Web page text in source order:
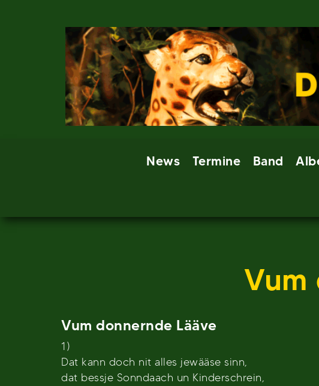
News Termine Band
Vum
Vum donnernde Lääve
1)
Dat kann doch nit alles jewääse sinn,
dat bessje Sonndaach un Kinderschrein,